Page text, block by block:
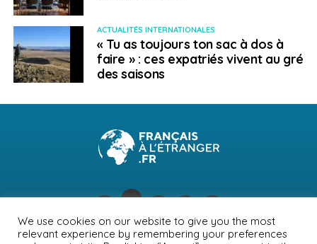
ACTUALITÉS INTERNATIONALES
« Tu as toujours ton sac à dos à
faire » : ces expatriés vivent au gré
des saisons
We use cookies on our website to give you the most
relevant experience by remembering your preferences